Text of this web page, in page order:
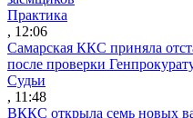
Практика
, 12:06
Самарская ККС приняла
после проверки
Судьи
, 11:48
ВККС открыла семь новых